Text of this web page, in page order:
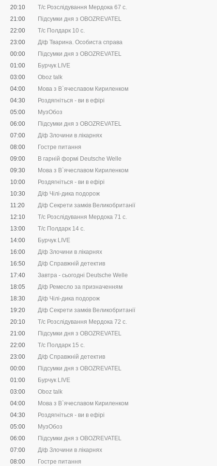
20:10
Т/с Розслідування Мердока 67 с.
21:00
Підсумки дня з OBOZREVATEL
22:00
Т/с Полдарк 10 с.
23:00
Д/ф Тварина. Особиста справа
00:00
Підсумки дня з OBOZREVATEL
01:00
Бурчук LIVE
03:00
Oboz talk
04:00
Мова з В`ячеславом Кириленком
04:30
Роздягніться - ви в ефірі
05:00
МузОбоз
06:00
Підсумки дня з OBOZREVATEL
07:00
Д/ф Злочини в лікарнях
08:00
Гостре питання
09:00
В гарній формі Deutsche Welle
09:30
Мова з В`ячеславом Кириленком
10:00
Роздягніться - ви в ефірі
10:30
Д/ф Чілі-дика подорож
11:20
Д/ф Секрети замків Великобританії
12:10
Т/с Розслідування Мердока 71 с.
13:00
Т/с Полдарк 14 с.
14:00
Бурчук LIVE
16:00
Д/ф Злочини в лікарнях
16:50
Д/ф Справжній детектив
17:40
Завтра - сьогодні Deutsche Welle
18:05
Д/ф Ремесло за призначенням
18:30
Д/ф Чілі-дика подорож
19:20
Д/ф Секрети замків Великобританії
20:10
Т/с Розслідування Мердока 72 с.
21:00
Підсумки дня з OBOZREVATEL
22:00
Т/с Полдарк 15 с.
23:00
Д/ф Справжній детектив
00:00
Підсумки дня з OBOZREVATEL
01:00
Бурчук LIVE
03:00
Oboz talk
04:00
Мова з В`ячеславом Кириленком
04:30
Роздягніться - ви в ефірі
05:00
МузОбоз
06:00
Підсумки дня з OBOZREVATEL
07:00
Д/ф Злочини в лікарнях
08:00
Гостре питання